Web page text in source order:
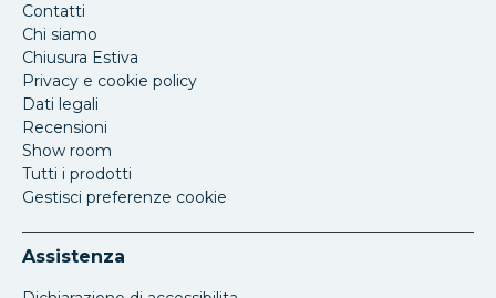
Contatti
Chi siamo
Chiusura Estiva
Privacy e cookie policy
Dati legali
Recensioni
Show room
Tutti i prodotti
Gestisci preferenze cookie
Assistenza